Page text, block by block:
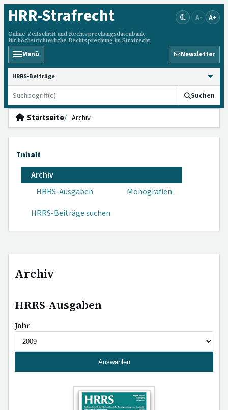
HRR-Strafrecht
Online-Zeitschrift und Rechtsprechungsdatenbank
für höchstrichterliche Rechtsprechung im Strafrecht
A- A+
Menü Newsletter
HRRS durchsuchen
Suchen
Startseite Archiv
Inhalt
Archiv
HRRS-Ausgaben
Monografien
HRRS-Beiträge suchen
Archiv
HRRS-Ausgaben
Jahr
Auswählen